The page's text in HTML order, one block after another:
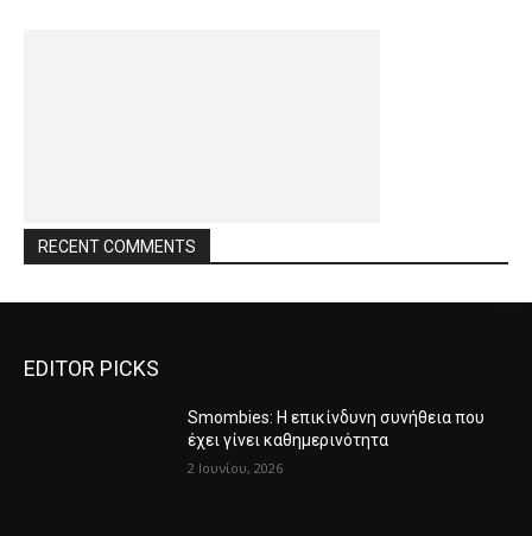
RECENT COMMENTS
EDITOR PICKS
Smombies: Η επικίνδυνη συνήθεια που
έχει γίνει καθημερινότητα
2 Ιουνίου, 2026